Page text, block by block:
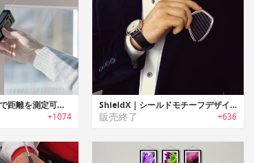
VH-80｜レーザーで距離を測定可能なスマートメジャー「VH-80」
+1074
ShieldX｜シールドモチーフデザインマルチツール機能搭載キーホルダー「シールドX」
販売終了 +636